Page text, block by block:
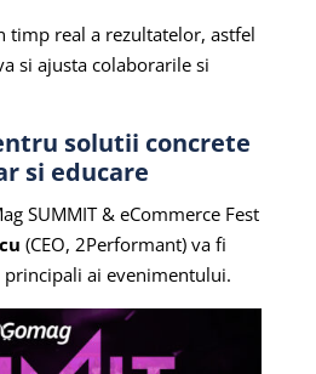
timp real a rezultatelor, astfel
si ajusta colaborarile si
solutii concrete
si educare
SUMMIT & eCommerce Fest
(CEO, 2Performant) va fi
ai evenimentului.